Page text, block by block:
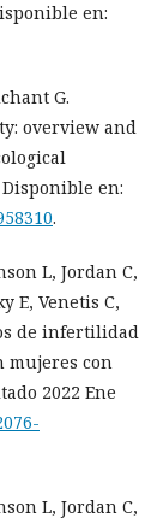
en:
G.
overview and
en:
.
L, Jordan C,
E, Venetis C,
de infertilidad
mujeres con
2022 Ene
L, Jordan C,